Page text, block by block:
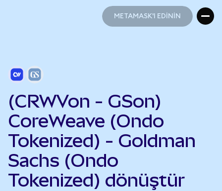
METAMASK'I EDİNİN
(CRWVon - GSon)
CoreWeave (Ondo
Tokenized) - Goldman
Sachs (Ondo
Tokenized) dönüştür